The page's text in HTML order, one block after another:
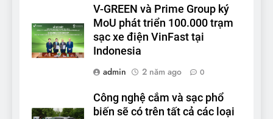
V-GREEN và Prime Group ký
MoU phát triển 100.000 trạm
sạc xe điện VinFast tại
Indonesia
admin
2 năm ago 0
Công nghệ cắm và sạc phổ
biến sẽ có trên tất cả các loại